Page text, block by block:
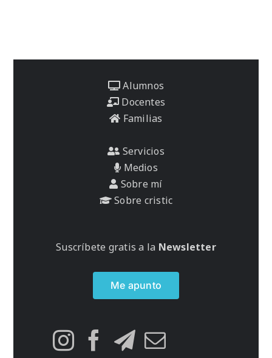
Alumnos
Docentes
Familias
Servicios
Medios
Sobre mí
Sobre cristic
Suscríbete gratis a la Newsletter
Me apunto